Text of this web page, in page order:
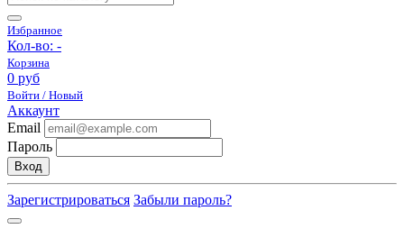
Избранное
Кол-во: -
Корзина
0 руб
Войти / Новый
Аккаунт
Email
Пароль
Вход
Зарегистрироваться Забыли пароль?